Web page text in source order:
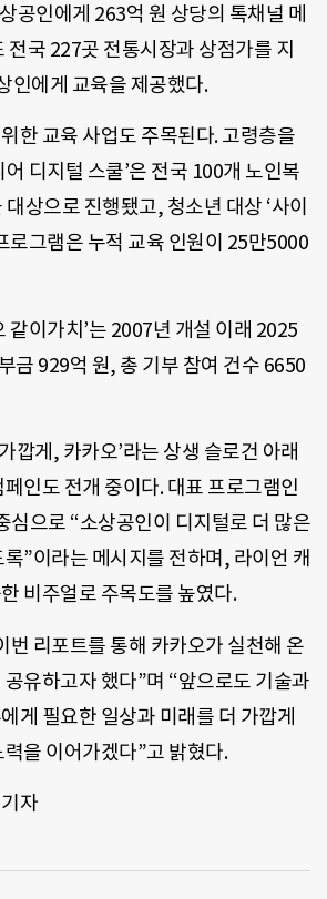
공인에게 263억 원 상당의 톡채널 메
전국 227곳 전통시장과 상점가를 지
인에게 교육을 제공했다.
한 교육 사업도 주목된다. 고령층을
디지털 스쿨’은 전국 100개 노인복
상으로 진행됐고, 청소년 대상 ‘사이
로그램은 누적 교육 인원이 25만5000
같이가치’는 2007년 개설 이래 2025
금 929억 원, 총 기부 참여 건수 6650
깝게, 카카오’라는 상생 슬로건 아래
인도 전개 중이다. 대표 프로그램인
심으로 “소상공인이 디지털로 더 많은
”이라는 메시지를 전하며, 라이언 캐
비주얼로 주목도를 높였다.
번 리포트를 통해 카카오가 실천해 온
유하고자 했다”며 “앞으로도 기술과
게 필요한 일상과 미래를 더 가깝게
을 이어가겠다”고 밝혔다.
자